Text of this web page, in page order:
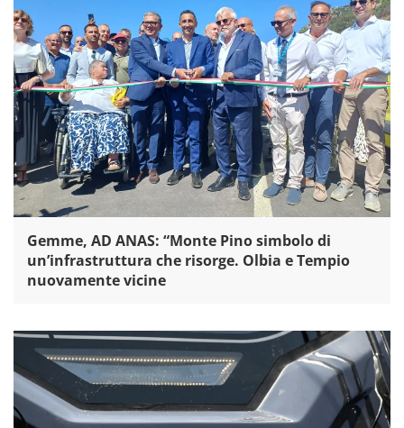
Gemme, AD ANAS: “Monte Pino simbolo di
un’infrastruttura che risorge. Olbia e Tempio
nuovamente vicine